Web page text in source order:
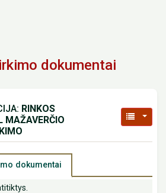
dokumentai
RINKOS
MAŽAVERČIO
dokumentai